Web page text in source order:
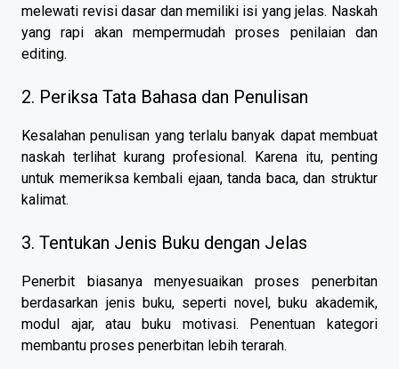
melewati revisi dasar dan memiliki isi yang jelas. Naskah
yang rapi akan mempermudah proses penilaian dan
editing.
2. Periksa Tata Bahasa dan Penulisan
Kesalahan penulisan yang terlalu banyak dapat membuat
naskah terlihat kurang profesional. Karena itu, penting
untuk memeriksa kembali ejaan, tanda baca, dan struktur
kalimat.
3. Tentukan Jenis Buku dengan Jelas
Penerbit biasanya menyesuaikan proses penerbitan
berdasarkan jenis buku, seperti novel, buku akademik,
modul ajar, atau buku motivasi. Penentuan kategori
membantu proses penerbitan lebih terarah.